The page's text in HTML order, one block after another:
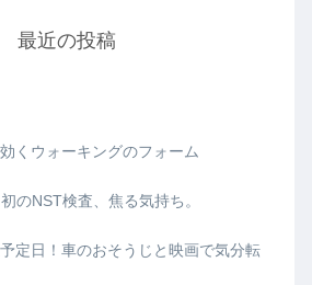
最近の投稿
くウォーキングのフォーム
のNST検査、焦る気持ち。
定日！車のおそうじと映画で気分転